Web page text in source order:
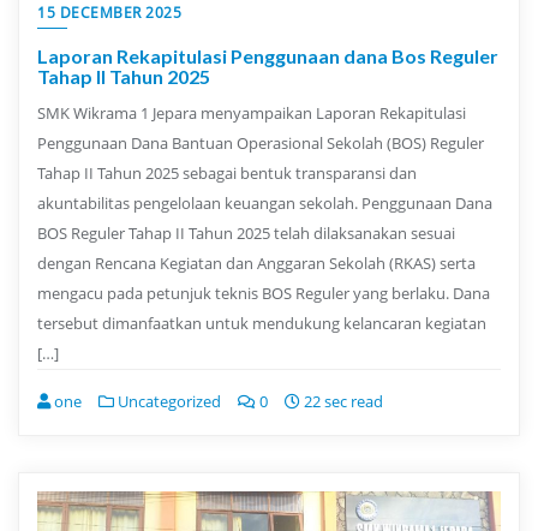
15 DECEMBER 2025
Laporan Rekapitulasi Penggunaan dana Bos Reguler
Tahap II Tahun 2025
SMK Wikrama 1 Jepara menyampaikan Laporan Rekapitulasi
Penggunaan Dana Bantuan Operasional Sekolah (BOS) Reguler
Tahap II Tahun 2025 sebagai bentuk transparansi dan
akuntabilitas pengelolaan keuangan sekolah. Penggunaan Dana
BOS Reguler Tahap II Tahun 2025 telah dilaksanakan sesuai
dengan Rencana Kegiatan dan Anggaran Sekolah (RKAS) serta
mengacu pada petunjuk teknis BOS Reguler yang berlaku. Dana
tersebut dimanfaatkan untuk mendukung kelancaran kegiatan
[…]
one Uncategorized 0 22 sec read